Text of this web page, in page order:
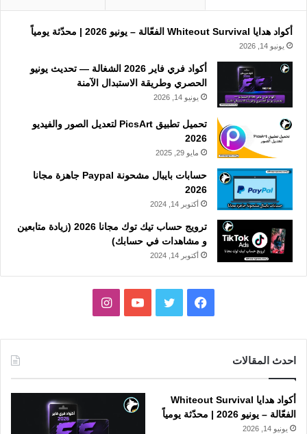
أكواد هدايا Whiteout Survival الفعّالة – يونيو 2026 | محدّثة يومياً
يونيو 14, 2026
أكواد فري فاير 2026 الشغالة — تحديث يونيو
الحصري وطريقة الاستبدال الآمنة
يونيو 14, 2026
تحميل تطبيق PicsArt لتعديل الصور والفيديو
2026
مايو 29, 2025
حسابات بايبال مشحونة Paypal جاهزة مجانا
2026
أكتوبر 14, 2024
ترويج حساب تيك توك مجانا 2026 (زيادة متابعين
و مشاهدات في حسابك)
أكتوبر 14, 2024
فيسبوك تويتر يوتيوبانستقرام
احدث المقالات
أكواد هدايا Whiteout Survival
الفعّالة – يونيو 2026 | محدّثة يومياً
يونيو 14, 2026